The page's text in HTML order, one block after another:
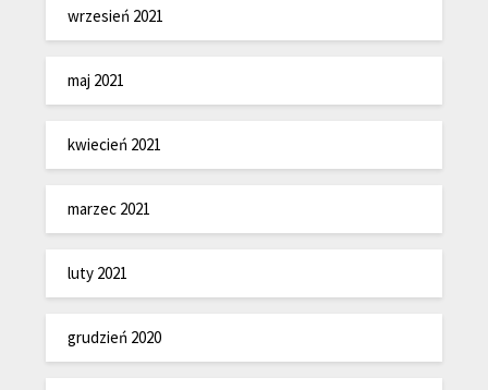
wrzesień 2021
maj 2021
kwiecień 2021
marzec 2021
luty 2021
grudzień 2020